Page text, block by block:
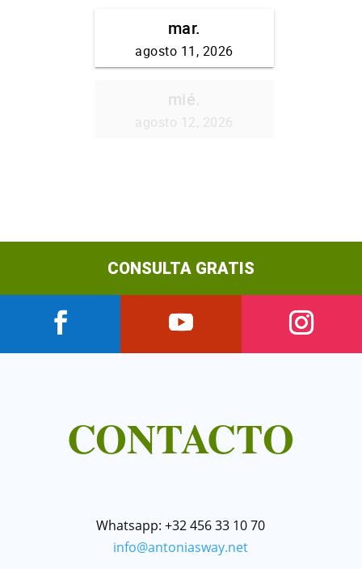
CONSULTA GRATIS
CONTACTO
Whatsapp: +32 456 33 10 70
info@antoniasway.net